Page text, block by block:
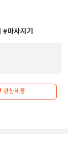
#마사지기
관심제품